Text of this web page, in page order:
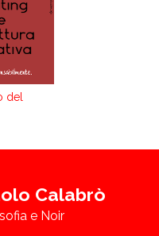
del
Calabrò
e Noir